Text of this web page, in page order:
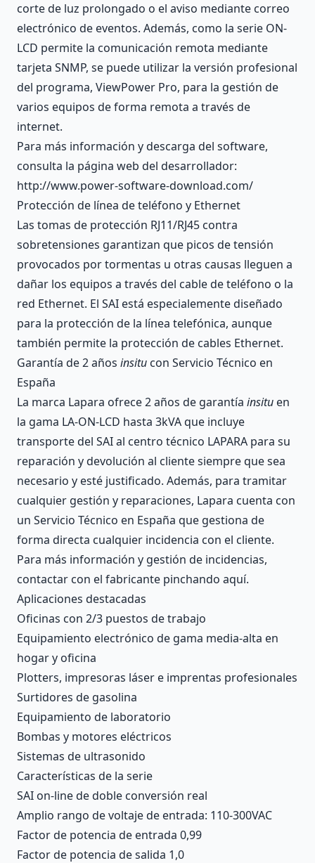
corte de luz prolongado o el aviso mediante correo
electrónico de eventos. Además, como la serie ON-
LCD permite la comunicación remota mediante
tarjeta SNMP, se puede utilizar la versión profesional
del programa, ViewPower Pro, para la gestión de
varios equipos de forma remota a través de
internet.
Para más información y descarga del software,
consulta la página web del desarrollador:
http://www.power-software-download.com/
Protección de línea de teléfono y Ethernet
Las tomas de protección RJ11/RJ45 contra
sobretensiones garantizan que picos de tensión
provocados por tormentas u otras causas lleguen a
dañar los equipos a través del cable de teléfono o la
red Ethernet. El SAI está especialemente diseñado
para la protección de la línea telefónica, aunque
también permite la protección de cables Ethernet.
Garantía de 2 años insitu con Servicio Técnico en
España
La marca Lapara ofrece 2 años de garantía insitu en
la gama LA-ON-LCD hasta 3kVA que incluye
transporte del SAI al centro técnico LAPARA para su
reparación y devolución al cliente siempre que sea
necesario y esté justificado. Además, para tramitar
cualquier gestión y reparaciones, Lapara cuenta con
un Servicio Técnico en España que gestiona de
forma directa cualquier incidencia con el cliente.
Para más información y gestión de incidencias,
contactar con el fabricante pinchando aquí.
Aplicaciones destacadas
Oficinas con 2/3 puestos de trabajo
Equipamiento electrónico de gama media-alta en
hogar y oficina
Plotters, impresoras láser e imprentas profesionales
Surtidores de gasolina
Equipamiento de laboratorio
Bombas y motores eléctricos
Sistemas de ultrasonido
Características de la serie
SAI on-line de doble conversión real
Amplio rango de voltaje de entrada: 110-300VAC
Factor de potencia de entrada 0,99
Factor de potencia de salida 1,0